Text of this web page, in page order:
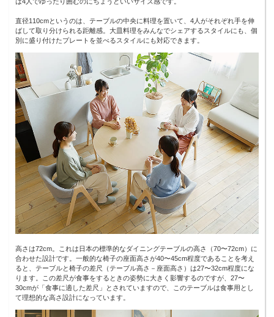
直径110cmというのは、テーブルの中央に料理を置いて、4人がそれぞれ手を伸
ばして取り分けられる距離感。大皿料理をみんなでシェアするスタイルにも、個
別に盛り付けたプレートを並べるスタイルにも対応できます。
高さは72cm。これは日本の標準的なダイニングテーブルの高さ（70〜72cm）に
合わせた設計です。一般的な椅子の座面高さが40〜45cm程度であることを考え
ると、テーブルと椅子の差尺（テーブル高さ－座面高さ）は27〜32cm程度にな
ります。この差尺が食事をするときの姿勢に大きく影響するのですが、27〜
30cmが「食事に適した差尺」とされていますので、このテーブルは食事用とし
て理想的な高さ設計になっています。